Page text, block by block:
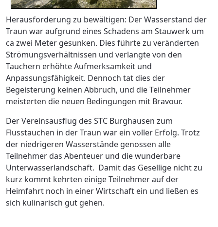
Herausforderung zu bewältigen: Der Wasserstand der
Traun war aufgrund eines Schadens am Stauwerk um
ca zwei Meter gesunken. Dies führte zu veränderten
Strömungsverhältnissen und verlangte von den
Tauchern erhöhte Aufmerksamkeit und
Anpassungsfähigkeit. Dennoch tat dies der
Begeisterung keinen Abbruch, und die Teilnehmer
meisterten die neuen Bedingungen mit Bravour.
Der Vereinsausflug des STC Burghausen zum
Flusstauchen in der Traun war ein voller Erfolg. Trotz
der niedrigeren Wasserstände genossen alle
Teilnehmer das Abenteuer und die wunderbare
Unterwasserlandschaft. Damit das Gesellige nicht zu
kurz kommt kehrten einige Teilnehmer auf der
Heimfahrt noch in einer Wirtschaft ein und ließen es
sich kulinarisch gut gehen.